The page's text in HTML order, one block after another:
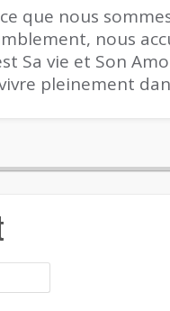
que nous
nous
Sa vie et Son
pleinement